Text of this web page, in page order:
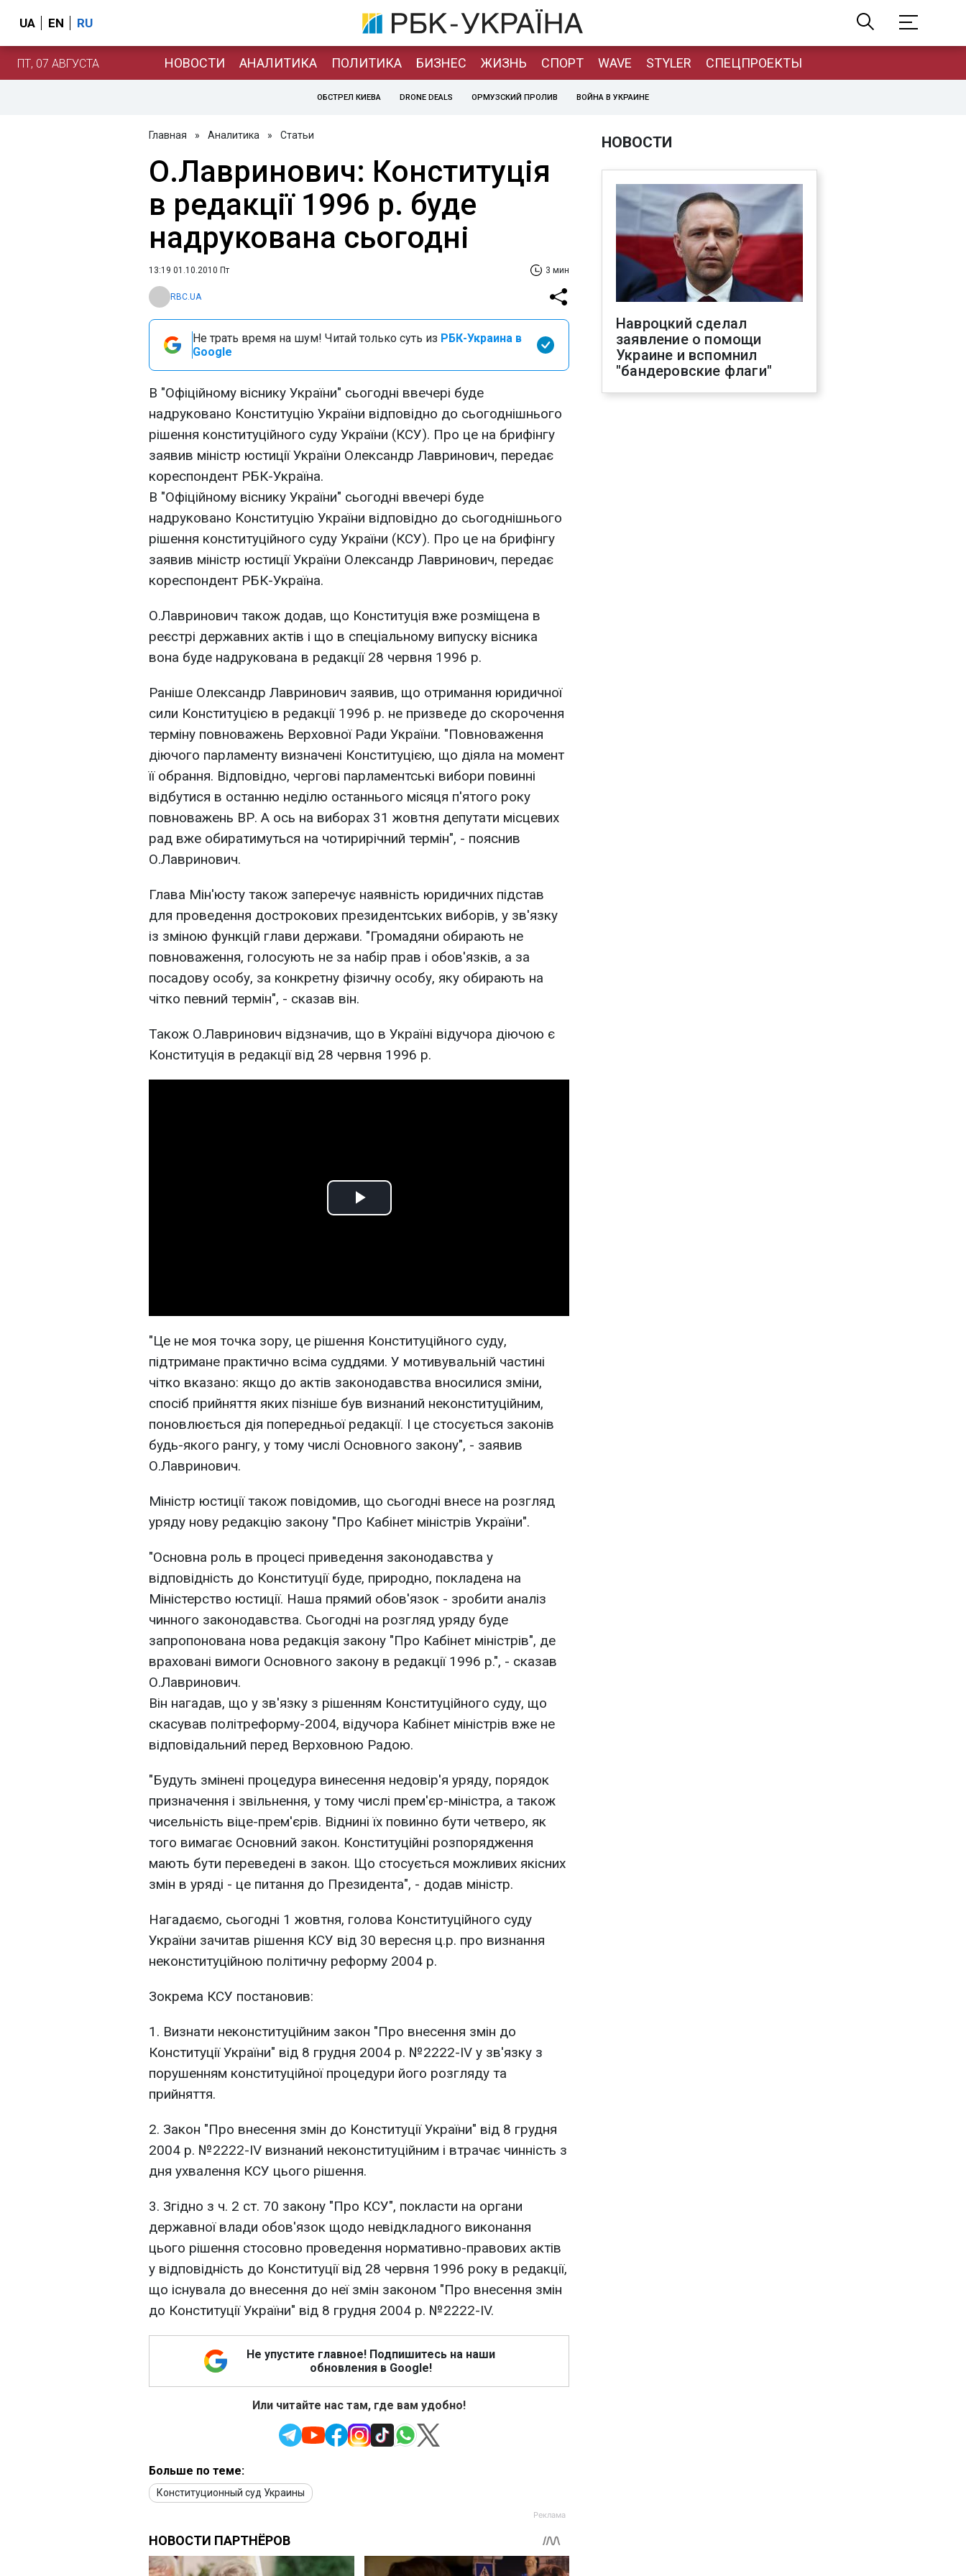
UA EN RU
ПТ, 07 АВГУСТА НОВОСТИ АНАЛИТИКА ПОЛИТИКА БИЗНЕС ЖИЗНЬ СПОРТ WAVE STYLER СПЕЦПРОЕКТЫ
ОБСТРЕЛ КИЕВА DRONE DEALS ОРМУЗСКИЙ ПРОЛИВ ВОЙНА В УКРАИНЕ
Главная » Аналитика » Статьи
О.Лавринович: Конституція
в редакції 1996 р. буде
надрукована сьогодні
13:19 01.10.2010 Пт 3 мин
RBC.UA
Не трать время на шум! Читай только суть из РБК-Украина в
Google
В "Офіційному віснику України" сьогодні ввечері буде
надруковано Конституцію України відповідно до сьогоднішнього
рішення конституційного суду України (КСУ). Про це на брифінгу
заявив міністр юстиції України Олександр Лавринович, передає
кореспондент РБК-Україна.
В "Офіційному віснику України" сьогодні ввечері буде
надруковано Конституцію України відповідно до сьогоднішнього
рішення конституційного суду України (КСУ). Про це на брифінгу
заявив міністр юстиції України Олександр Лавринович, передає
кореспондент РБК-Україна.
О.Лавринович також додав, що Конституція вже розміщена в
реєстрі державних актів і що в спеціальному випуску вісника
вона буде надрукована в редакції 28 червня 1996 р.
Раніше Олександр Лавринович заявив, що отримання юридичної
сили Конституцією в редакції 1996 р. не призведе до скорочення
терміну повноважень Верховної Ради України. "Повноваження
діючого парламенту визначені Конституцією, що діяла на момент
її обрання. Відповідно, чергові парламентські вибори повинні
відбутися в останню неділю останнього місяця п'ятого року
повноважень ВР. А ось на виборах 31 жовтня депутати місцевих
рад вже обиратимуться на чотирирічний термін", - пояснив
О.Лавринович.
Глава Мін'юсту також заперечує наявність юридичних підстав
для проведення дострокових президентських виборів, у зв'язку
із зміною функцій глави держави. "Громадяни обирають не
повноваження, голосують не за набір прав і обов'язків, а за
посадову особу, за конкретну фізичну особу, яку обирають на
чітко певний термін", - сказав він.
Також О.Лавринович відзначив, що в Україні відучора діючою є
Конституція в редакції від 28 червня 1996 р.
Play
"Це не моя точка зору, це рішення Конституційного суду,
підтримане практично всіма суддями. У мотивувальній частині
чітко вказано: якщо до актів законодавства вносилися зміни,
спосіб прийняття яких пізніше був визнаний неконституційним,
поновлюється дія попередньої редакції. І це стосується законів
будь-якого рангу, у тому числі Основного закону", - заявив
О.Лавринович.
Міністр юстиції також повідомив, що сьогодні внесе на розгляд
уряду нову редакцію закону "Про Кабінет міністрів України".
"Основна роль в процесі приведення законодавства у
відповідність до Конституції буде, природно, покладена на
Міністерство юстиції. Наша прямий обов'язок - зробити аналіз
чинного законодавства. Сьогодні на розгляд уряду буде
запропонована нова редакція закону "Про Кабінет міністрів", де
враховані вимоги Основного закону в редакції 1996 р.", - сказав
О.Лавринович.
Він нагадав, що у зв'язку з рішенням Конституційного суду, що
скасував політреформу-2004, відучора Кабінет міністрів вже не
відповідальний перед Верховною Радою.
"Будуть змінені процедура винесення недовір'я уряду, порядок
призначення і звільнення, у тому числі прем'єр-міністра, а також
чисельність віце-прем'єрів. Віднині їх повинно бути четверо, як
того вимагає Основний закон. Конституційні розпорядження
мають бути переведені в закон. Що стосується можливих якісних
змін в уряді - це питання до Президента", - додав міністр.
Нагадаємо, сьогодні 1 жовтня, голова Конституційного суду
України зачитав рішення КСУ від 30 вересня ц.р. про визнання
неконституційною політичну реформу 2004 р.
Зокрема КСУ постановив:
1. Визнати неконституційним закон "Про внесення змін до
Конституції України" від 8 грудня 2004 р. №2222-IV у зв'язку з
порушенням конституційної процедури його розгляду та
прийняття.
2. Закон "Про внесення змін до Конституції України" від 8 грудня
2004 р. №2222-IV визнаний неконституційним і втрачає чинність з
дня ухвалення КСУ цього рішення.
3. Згідно з ч. 2 ст. 70 закону "Про КСУ", покласти на органи
державної влади обов'язок щодо невідкладного виконання
цього рішення стосовно проведення нормативно-правових актів
у відповідність до Конституції від 28 червня 1996 року в редакції,
що існувала до внесення до неї змін законом "Про внесення змін
до Конституції України" від 8 грудня 2004 р. №2222-IV.
Не упустите главное! Подпишитесь на наши
обновления в Google!
Или читайте нас там, где вам удобно!
Больше по теме:
Конституционный суд Украины
НОВОСТИ
Навроцкий сделал
заявление о помощи
Украине и вспомнил
"бандеровские флаги"